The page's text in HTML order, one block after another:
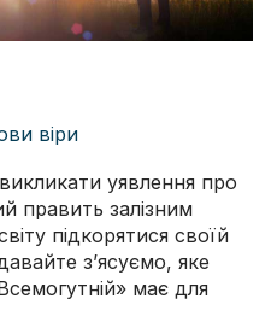
віри
уявлення про
править залізним
підкорятися своїй
зʼясуємо, яке
має для